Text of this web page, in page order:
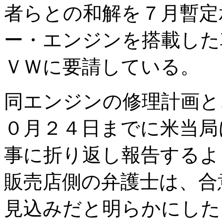
者らとの和解を７月暫
ー・エンジンを搭載し
ＶＷに要請している。
同エンジンの修理計画
０月２４日までに米当
事に折り返し報告する
販売店側の弁護士は、
見込みだと明らかにし